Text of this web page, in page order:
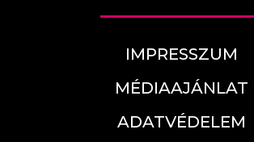
IMPRESSZUM
MÉDIAAJÁNLAT
ADATVÉDELEM